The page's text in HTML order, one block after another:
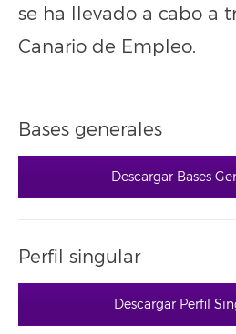
se ha llevado a cabo a
Canario de Empleo.
Bases generales
Descargar Bases
Perfil singular
Descargar Perfil